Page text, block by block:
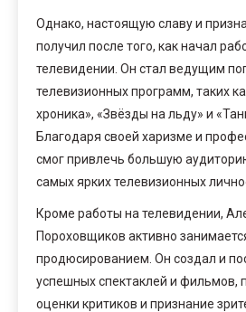
Однако, настоящую славу и
получил после того, как начал
телевидении. Он стал ведущим
телевизионных программ, таких
хроника», «Звёзды на льду» и
Благодаря своей харизме и
смог привлечь большую
самых ярких телевизионных
Кроме работы на телевидении,
Пороховщиков активно
продюсированием. Он создал и
успешных спектаклей и фильмов,
оценки критиков и признание